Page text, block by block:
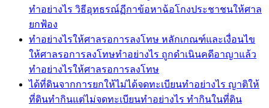
ทำอย่างไร วิธีอุทธรณ์ฏีกาข้อหาฉ้อโกงประชาชนให้ศาล
ยกฟ้อง
ทำอย่างไรให้ศาลรอการลงโทษ หลักเกณฑ์และเงื่อนไข
ให้ศาลรอการลงโทษทำอย่างไร ถูกดำเนินคดีอาญาแล้ว
ทำอย่างไรให้ศาลรอการลงโทษ
ได้ที่ดินจากการยกให้ไม่ได้จดทะเบียนทำอย่างไร ญาติให้
ที่ดินทำกินแต่ไม่จดทะเบียนทำอย่างไร ทำกินในที่ดิน